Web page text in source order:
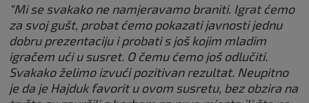
“Mi se svakako ne namjeravamo braniti. Igrat ćemo
za svoj gušt, probat ćemo pokazati javnosti jednu
dobru prezentaciju i probati s još kojim mladim
igračem ući u susret. O čemu ćemo još odlučiti.
Svakako želimo izvući pozitivan rezultat. Neupitno
je da je Hajduk favorit u ovom susretu, bez obzira na